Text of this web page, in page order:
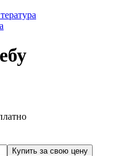
Купить за свою цену